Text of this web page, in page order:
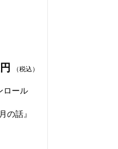
（税込）
ロール
の話』